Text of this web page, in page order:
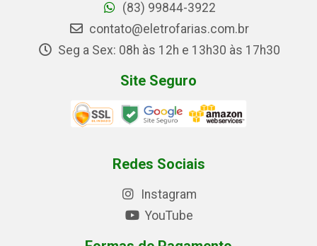
(83) 99844-3922
contato@eletrofarias.com.br
Seg a Sex: 08h às 12h e 13h30 às 17h30
Site Seguro
Redes Sociais
Instagram
YouTube